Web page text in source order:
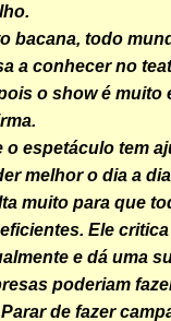
bacana, todo
a conhecer no
o show é muito
o espetáculo tem
melhor o dia a
muito para que
Ele
e dá uma
poderiam
de fazer